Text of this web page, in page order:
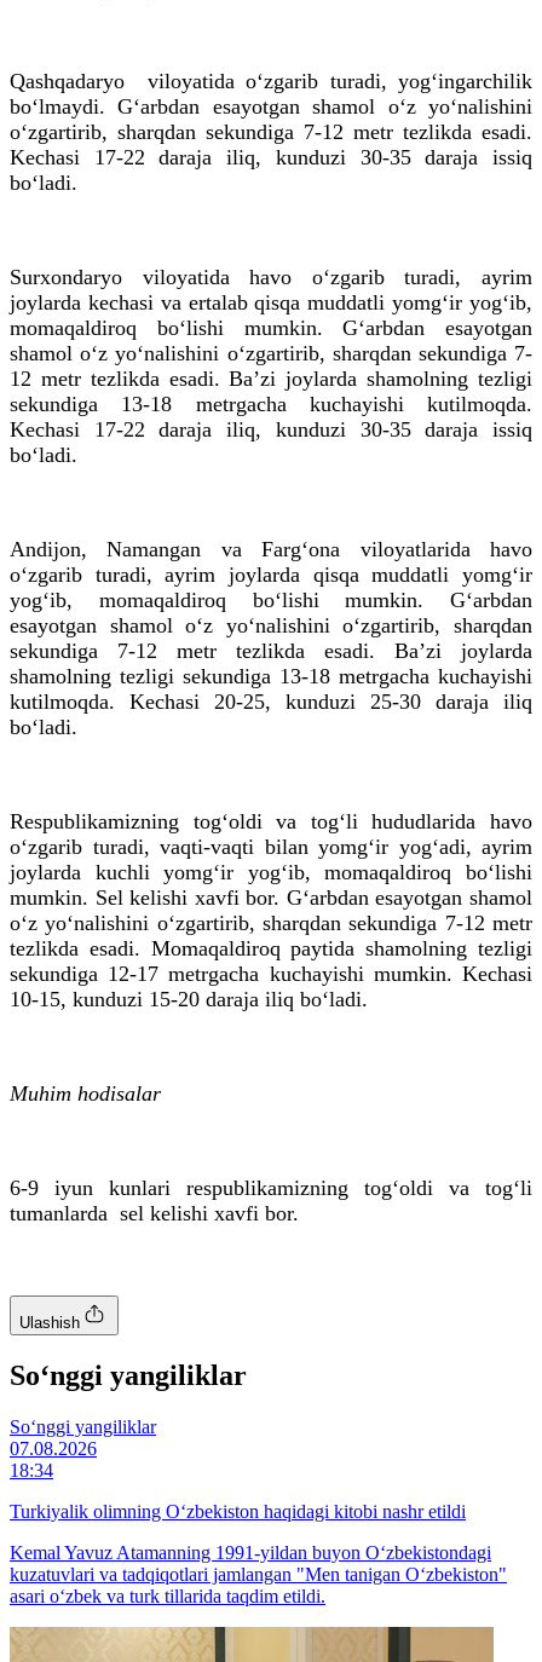
Qashqadaryo viloyatida o‘zgarib turadi, yog‘ingarchilik
bo‘lmaydi. G‘arbdan esayotgan shamol o‘z yo‘nalishini
o‘zgartirib, sharqdan sekundiga 7-12 metr tezlikda esadi.
Kechasi 17-22 daraja iliq, kunduzi 30-35 daraja issiq
bo‘ladi.
Surxondaryo viloyatida havo o‘zgarib turadi, ayrim
joylarda kechasi va ertalab qisqa muddatli yomg‘ir yog‘ib,
momaqaldiroq bo‘lishi mumkin. G‘arbdan esayotgan
shamol o‘z yo‘nalishini o‘zgartirib, sharqdan sekundiga 7-
12 metr tezlikda esadi. Baʼzi joylarda shamolning tezligi
sekundiga 13-18 metrgacha kuchayishi kutilmoqda.
Kechasi 17-22 daraja iliq, kunduzi 30-35 daraja issiq
bo‘ladi.
Andijon, Namangan va Farg‘ona viloyatlarida havo
o‘zgarib turadi, ayrim joylarda qisqa muddatli yomg‘ir
yog‘ib, momaqaldiroq bo‘lishi mumkin. G‘arbdan
esayotgan shamol o‘z yo‘nalishini o‘zgartirib, sharqdan
sekundiga 7-12 metr tezlikda esadi. Baʼzi joylarda
shamolning tezligi sekundiga 13-18 metrgacha kuchayishi
kutilmoqda. Kechasi 20-25, kunduzi 25-30 daraja iliq
bo‘ladi.
Respublikamizning tog‘oldi va tog‘li hududlarida havo
o‘zgarib turadi, vaqti-vaqti bilan yomg‘ir yog‘adi, ayrim
joylarda kuchli yomg‘ir yog‘ib, momaqaldiroq bo‘lishi
mumkin. Sel kelishi xavfi bor. G‘arbdan esayotgan shamol
o‘z yo‘nalishini o‘zgartirib, sharqdan sekundiga 7-12 metr
tezlikda esadi. Momaqaldiroq paytida shamolning tezligi
sekundiga 12-17 metrgacha kuchayishi mumkin. Kechasi
10-15, kunduzi 15-20 daraja iliq bo‘ladi.
Muhim hodisalar
6-9 iyun kunlari respublikamizning tog‘oldi va tog‘li
tumanlarda sel kelishi xavfi bor.
Ulashish
So‘nggi yangiliklar
So‘nggi yangiliklar
07.08.2026
18:34
Turkiyalik olimning O‘zbekiston haqidagi kitobi nashr etildi
Kemal Yavuz Atamanning 1991-yildan buyon O‘zbekistondagi
kuzatuvlari va tadqiqotlari jamlangan "Men tanigan O‘zbekiston"
asari o‘zbek va turk tillarida taqdim etildi.